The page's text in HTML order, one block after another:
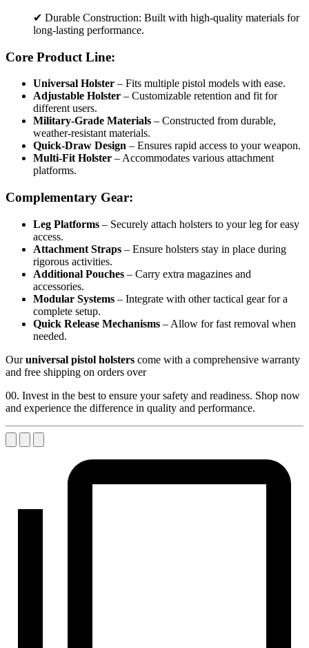
✔ Durable Construction: Built with high-quality materials for
long-lasting performance.
Core Product Line:
Universal Holster – Fits multiple pistol models with ease.
Adjustable Holster – Customizable retention and fit for
different users.
Military-Grade Materials – Constructed from durable,
weather-resistant materials.
Quick-Draw Design – Ensures rapid access to your weapon.
Multi-Fit Holster – Accommodates various attachment
platforms.
Complementary Gear:
Leg Platforms – Securely attach holsters to your leg for easy
access.
Attachment Straps – Ensure holsters stay in place during
rigorous activities.
Additional Pouches – Carry extra magazines and
accessories.
Modular Systems – Integrate with other tactical gear for a
complete setup.
Quick Release Mechanisms – Allow for fast removal when
needed.
Ouruniversal pistol holsters come with a comprehensive warranty
and free shipping on orders over
00. Invest in the best to ensure your safety and readiness. Shop now
and experience the difference in quality and performance.